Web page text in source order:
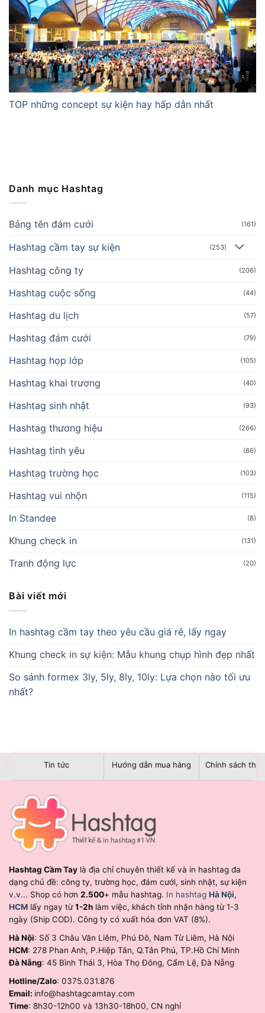
Danh mục Hashtag
Bảng tên đám cưới (161)
Hashtag cầm tay sự kiện (253)
Hashtag công ty (206)
Hashtag cuộc sống (44)
Hashtag du lịch (57)
Hashtag đám cưới (79)
Hashtag họp lớp (105)
Hashtag khai trương (40)
Hashtag sinh nhật (93)
Hashtag thương hiệu (266)
Hashtag tình yêu (66)
Hashtag trường học (103)
Hashtag vui nhộn (115)
In Standee (8)
Khung check in (131)
Tranh động lực (20)
Bài viết mới
In hashtag cầm tay theo yêu cầu giá rẻ, lấy ngay
Khung check in sự kiện: Mẫu khung chụp hình đẹp nhất
So sánh formex 3ly, 5ly, 8ly, 10ly: Lựa chọn nào tối ưu
nhất?
TOP những concept sự kiện hay hấp dẫn nhất
Tin tức Hướng dẫn mua hàng Chính sách
Hashtag Cầm Tay là địa chỉ chuyên thiết kế và in hashtag đa
dạng chủ đề: công ty, trường học, đám cưới, sinh nhật, sự kiện
v.v... Shop có hơn 2.500+ mẫu hashtag. In hashtag Hà Nội,
HCM lấy ngay từ1-2h làm việc, khách tỉnh nhận hàng từ 1-3
ngày (Ship COD). Công ty có xuất hóa đơn VAT (8%).
Hà Nội: Số 3 Châu Văn Liêm, Phú Đô, Nam Từ Liêm, Hà Nội
HCM: 278 Phan Anh, P.Hiệp Tân, Q.Tân Phú, TP.Hồ Chí Minh
Đà Nẵng: 45 Bình Thái 3, Hòa Thọ Đông, Cẩm Lệ, Đà Nẵng
Hotline/Zalo: 0375.031.876
Email: info@hashtagcamtay.com
Time: 8h30-12h00 và 13h30-18h00, CN nghỉ